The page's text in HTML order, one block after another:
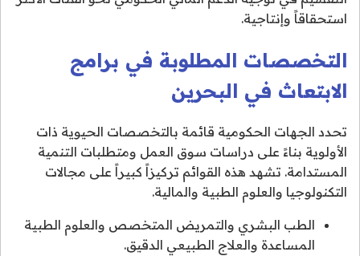
استحقاقاً وإنتاجية.
التخصصات المطلوبة في برامج
الابتعاث في البحرين
تحدد الجهات الحكومية قائمة بالتخصصات الحيوية ذات
الأولوية بناءً على دراسات سوق العمل ومتطلبات التنمية
المستدامة. تشهد هذه القوائم تركيزاً كبيراً على مجالات
التكنولوجيا والعلوم الطبية والمالية.
الطب البشري والتمريض المتخصص والعلوم الطبية
المساعدة والعلاج الطبيعي الدقيق.